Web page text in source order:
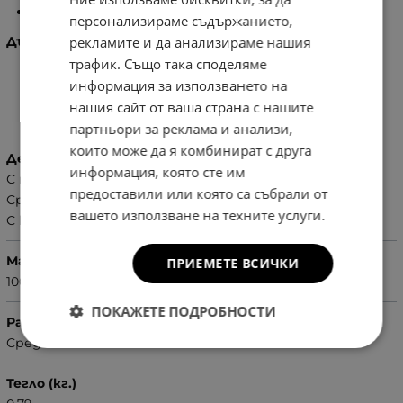
Дългата дръжка се регулира.
Характеристики
Детайли
С твърдо дъно
Сребристи орнаменти
С краченца на дъното
Материал
100% Еко кожа
Размер
Среден
Тегло (кг.)
персонализираме съдържанието,
рекламите и да анализираме нашия
трафик. Също така споделяме
информация за използването на
нашия сайт от ваша страна с нашите
партньори за реклама и анализи,
които може да я комбинират с друга
информация, която сте им
предоставили или която са събрали от
вашето използване на техните услуги.
ПРИЕМЕТЕ ВСИЧКИ
ПОКАЖЕТЕ ПОДРОБНОСТИ